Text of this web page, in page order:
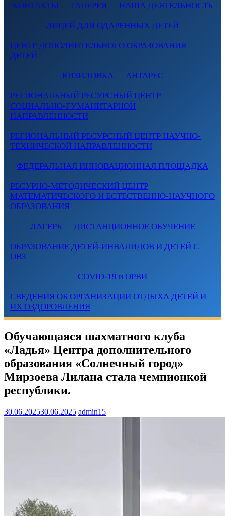
КОНТАКТЫ ГАЛЕРЕЯ НАША ДЕЯТЕЛЬНОСТЬ
ЛИЦЕЙ ДЛЯ ОДАРЕННЫХ ДЕТЕЙ
ЦЕНТР ДОПОЛНИТЕЛЬНОГО ОБРАЗОВАНИЯ
ДЕТЕЙ
КИЗИЛОВКА АНТАРЕС
РЕГИОНАЛЬНЫЙ РЕСУРСНЫЙ ЦЕНТР
СОЦИАЛЬНО-ГУМАНИТАРНОЙ
НАПРАВЛЕННОСТИ
РЕГИОНАЛЬНЫЙ РЕСУРСНЫЙ ЦЕНТР НАУЧНО-
ТЕХНИЧЕСКОЙ НАПРАВЛЕННОСТИ
ФЕДЕРАЛЬНАЯ ИННОВАЦИОННАЯ ПЛОЩАДКА
РЕСУРНО-МЕТОДИЧЕСКИЙ ЦЕНТР
МАТЕМАТИЧЕСКОГО И ЕСТЕСТВЕННО-НАУЧНОГО
ОБРАЗОВАНИЯ
ЛАГЕРЬ ДИСТАНЦИОННОЕ ОБУЧЕНИЕ
ОБРАЗОВАНИЕ ДЕТЕЙ-ИНВАЛИДОВ И ДЕТЕЙ С
ОВЗ
COVID-19 и ОРВИ
СВЕДЕНИЯ ОБ ОРГАНИЗАЦИИ ОТДЫХА ДЕТЕЙ И
ИХ ОЗДОРОВЛЕНИЯ
Обучающаяся шахматного клуба
«Ладья» Центра дополнительного
образования «Солнечный город»
Мирзоева Лилана стала чемпионкой
республики.
30.06.202530.06.2025 admin15